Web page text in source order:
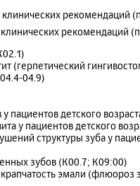
клинических рекомендаций
клинических рекомендаций
(герпетический
04.9)
пациентов детского
у пациентов детского
структуры зуба у
зубов (К00.7; К09:00)
эмали (флюороз